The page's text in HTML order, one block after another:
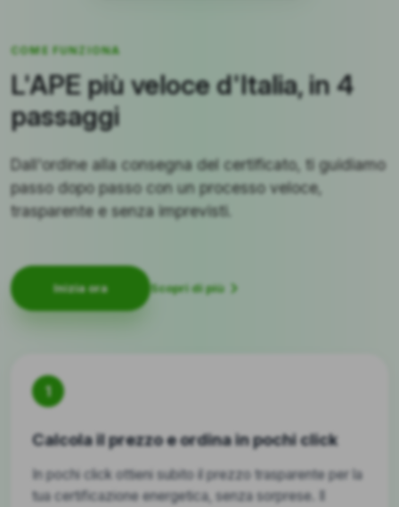
COME FUNZIONA
L'APE più veloce d'Italia, in 4
passaggi
Dall'ordine alla consegna del certificato, ti guidiamo
passo dopo passo con un processo veloce,
trasparente e senza imprevisti.
Inizia ora Scopri di più
1
Calcola il prezzo e ordina in pochi click
In pochi click ottieni subito il prezzo trasparente per la
tua certificazione energetica, senza sorprese. Il